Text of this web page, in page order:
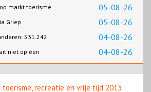
05-08-26
markt toerisme
05-08-26
Griep
04-08-26
531.242
04-08-26
niet op één
toerisme, recreatie en vrije tijd 2013